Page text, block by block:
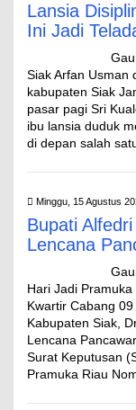
Lansia
Ini Jadi
Siak Arfan Usman
kabupaten Siak
pasar pagi Sri
ibu lansia duduk
di depan salah
Minggu, 15 Agustus
Bupati
Lencana
Hari Jadi
Kwartir Cabang
Kabupaten Siak,
Lencana
Surat Keputusan
Pramuka Riau